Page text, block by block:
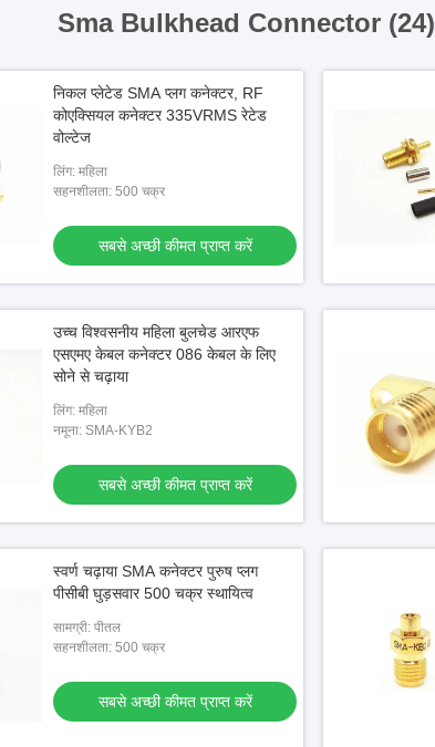
Sma Bulkhead Connector (24)
निकल प्लेटेड SMA प्लग कनेक्टर, RF
कोएक्सियल कनेक्टर 335VRMS रेटेड
वोल्टेज
लिंग: महिला
सहनशीलता: 500 चक्र
सबसे अच्छी कीमत प्राप्त करें
उच्च विश्वसनीय महिला बुलचेड आरएफ
एसएमए केबल कनेक्टर 086 केबल के लिए
सोने से चढ़ाया
लिंग: महिला
नमूना: SMA-KYB2
सबसे अच्छी कीमत प्राप्त करें
स्वर्ण चढ़ाया SMA कनेक्टर पुरुष प्लग
पीसीबी घुड़सवार 500 चक्र स्थायित्व
सामग्री: पीतल
सहनशीलता: 500 चक्र
सबसे अच्छी कीमत प्राप्त करें